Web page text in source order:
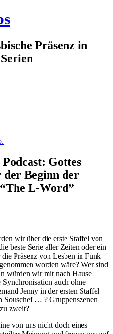
Präsenz in
Gottes
der Beginn der
L-Word”
wir über die erste Staffel von
beste Serie aller Zeiten oder ein
Präsenz von Lesben in Funk
worden wäre? Wer sind
würden wir mit nach Hause
Synchronisation auch ohne
Jenny in der ersten Staffel
Souschef … ? Gruppenszenen
zweit?
von uns nicht doch eines